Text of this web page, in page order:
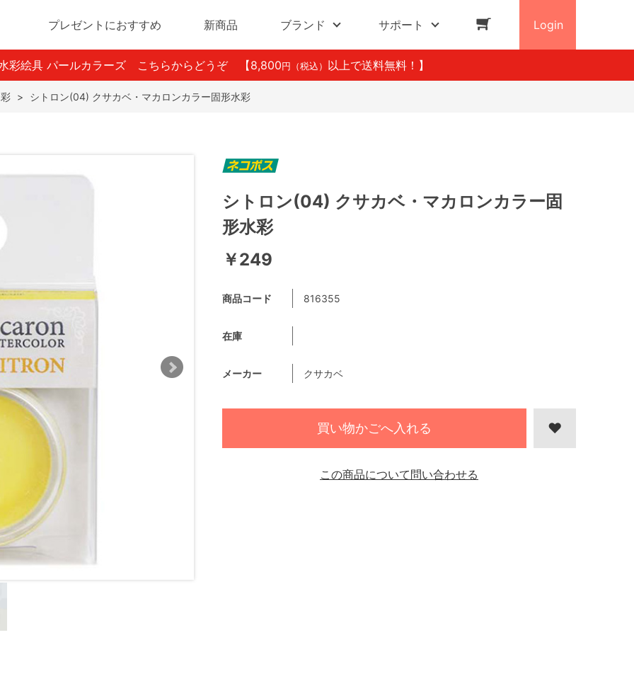
プレゼントにおすすめ 新商品 ブランド サポート Login
彩絵具 パールカラーズ こちらからどうぞ 【8,800 円（税込） 以上で送料無料！】
> シトロン(04) クサカベ・マカロンカラー固形水彩
シトロン(04) クサカベ・マカロンカラー固
形水彩
￥249
商品コード 816355
在庫
メーカー クサカベ
買い物かごへ入れる
この商品について問い合わせる